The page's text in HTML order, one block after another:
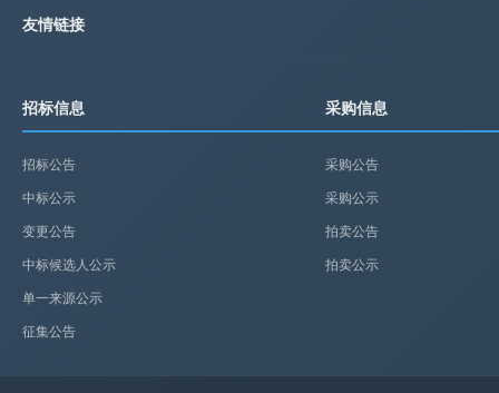
友情链接
招标信息
招标公告
中标公示
变更公告
中标候选人公示
单一来源公示
征集公告
采购信息
采购公告
采购公示
拍卖公告
拍卖公示